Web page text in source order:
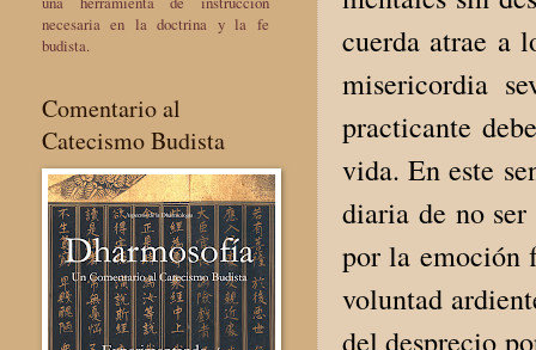
cuerda atrae a
misericordia
practicante
vida. En este
diaria de no
por la emoción
voluntad
del desprecio
necesaria en la doctrina y la fe
budista.
Comentario al
Catecismo Budista